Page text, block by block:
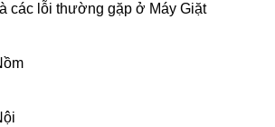
các lỗi thường gặp ở Máy Giặt